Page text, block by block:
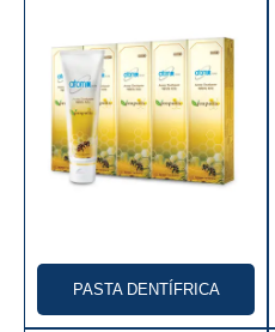
🇲🇳 Mongolia
🇵🇭 Filipinas
🇷🇺 Rusia
🇹🇭 Tailandia
PASTA DENTÍFRICA